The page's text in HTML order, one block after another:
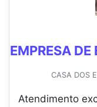
EMPRESA DE
CASA DOS
Atendimento